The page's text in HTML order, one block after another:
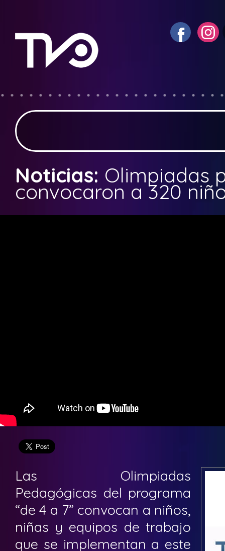
Noticias: Olimpiadas
convocaron a 320
Las Olimpiadas
Pedagógicas del programa
“de 4 a 7” convocan a niños,
niñas y equipos de trabajo
que se implementan a este